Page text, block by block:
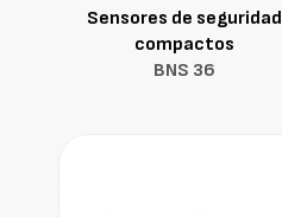
Sensores de seguridad
compactos
BNS 36